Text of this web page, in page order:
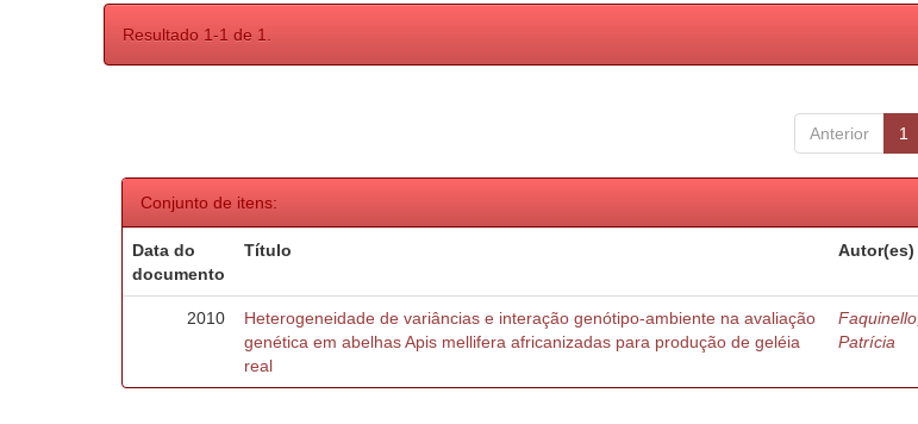
Resultado 1-1 de 1.
Anterior 1
Conjunto de itens:
Data do
documento
Título Autor(es)
2010
Heterogeneidade de variâncias e interação genótipo-ambiente na avaliação
genética em abelhas Apis mellifera africanizadas para produção de geléia
real
Faquinello,
Patrícia